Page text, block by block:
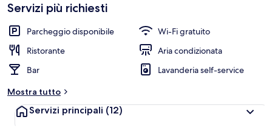
Servizi più richiesti
Parcheggio disponibile
Wi-Fi gratuito
Ristorante
Aria condizionata
Bar
Lavanderia self-service
Mostra tutto
Servizi principali (12)